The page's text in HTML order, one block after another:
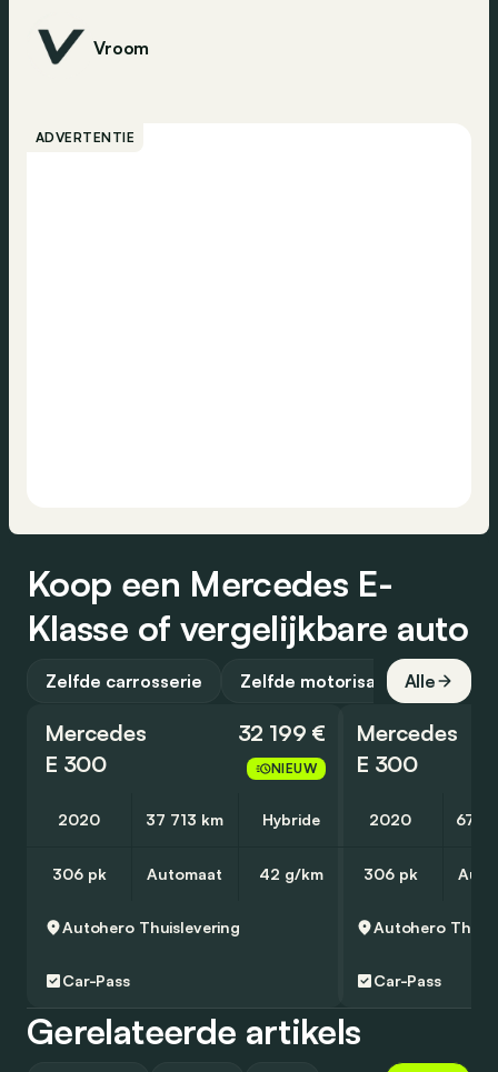
Vroom
ADVERTENTIE
Koop een Mercedes E-
Klasse of vergelijkbare auto
Zelfde carrosserie Zelfde motorisatie Alle
Mercedes
E 300
32 199 €
NIEUW
2020 37 713 km Hybride
306 pk Automaat 42 g/km
Autohero Thuislevering
Car-Pass
Mercedes
E 300
2020 67
306 pk
Autohero
Car-Pass
Gerelateerde artikels